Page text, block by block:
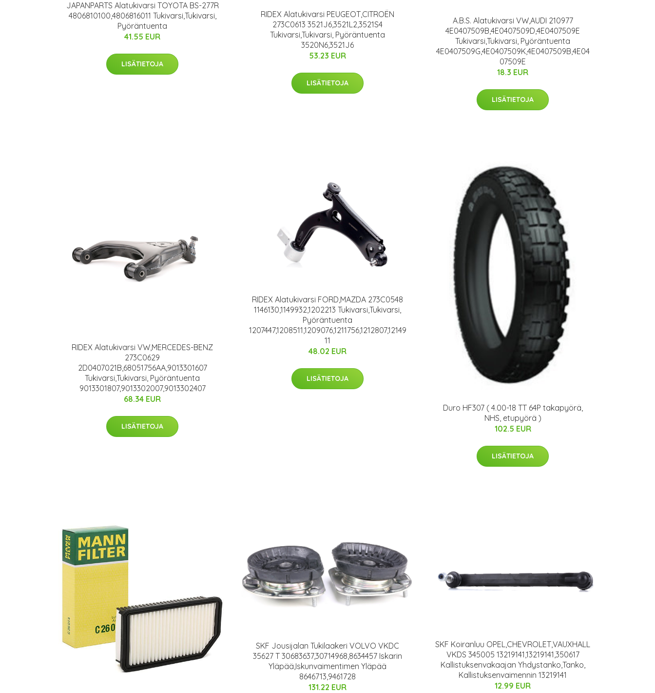
JAPANPARTS Alatukivarsi TOYOTA BS-277R
4806810100,4806816011 Tukivarsi,Tukivarsi,
Pyöräntuenta
41.55 EUR
LISÄTIETOJA
RIDEX Alatukivarsi PEUGEOT,CITROËN
273C0613 3521J6,3521L2,3521S4
Tukivarsi,Tukivarsi, Pyöräntuenta
3520N6,3521J6
53.23 EUR
LISÄTIETOJA
A.B.S. Alatukivarsi VW,AUDI 210977
4E0407509B,4E0407509D,4E0407509E
Tukivarsi,Tukivarsi, Pyöräntuenta
4E0407509G,4E0407509K,4E0407509B,4E04
07509E
18.3 EUR
LISÄTIETOJA
RIDEX Alatukivarsi VW,MERCEDES-BENZ
273C0629
2D0407021B,68051756AA,9013301607
Tukivarsi,Tukivarsi, Pyöräntuenta
9013301807,9013302007,9013302407
68.34 EUR
LISÄTIETOJA
RIDEX Alatukivarsi FORD,MAZDA 273C0548
1146130,1149932,1202213 Tukivarsi,Tukivarsi,
Pyöräntuenta
1207447,1208511,1209076,1211756,1212807,12149
11
48.02 EUR
LISÄTIETOJA
Duro HF307 ( 4.00-18 TT 64P takapyörä,
NHS, etupyörä )
102.5 EUR
LISÄTIETOJA
SKF Jousijalan Tukilaakeri VOLVO VKDC
35627 T 30683637,30714968,8634457 Iskarin
Yläpää,Iskunvaimentimen Yläpää
8646713,9461728
131.22 EUR
SKF Koiranluu OPEL,CHEVROLET,VAUXHALL
VKDS 345005 13219141,13219141,350617
Kallistuksenvakaajan Yhdystanko,Tanko,
Kallistuksenvaimennin 13219141
12.99 EUR